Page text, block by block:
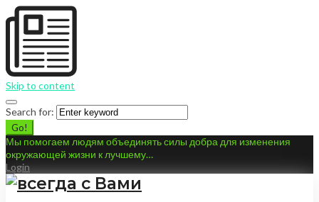
Skip to content
Search for:
Go!
Мы помогаем людям объединять силы добра для изменения
окружающей жизни к лучшему…
Login